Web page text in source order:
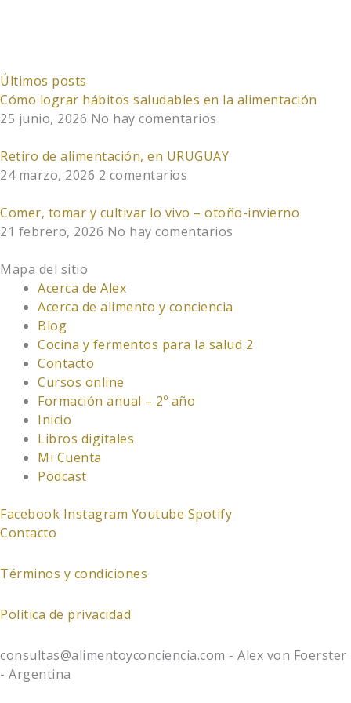
cotidiano.
curso.
Últimos posts
Cómo lograr hábitos saludables en la alimentación
25 junio, 2026 No hay comentarios
Retiro de alimentación, en URUGUAY
24 marzo, 2026 2 comentarios
Comer, tomar y cultivar lo vivo – otoño-invierno
21 febrero, 2026 No hay comentarios
Mapa del sitio
Acerca de Alex
Acerca de alimento y conciencia
Blog
Cocina y fermentos para la salud 2
Contacto
Cursos online
Formación anual – 2º año
Inicio
Libros digitales
Mi Cuenta
Podcast
Facebook Instagram Youtube Spotify
Contacto
Términos y condiciones
Política de privacidad
consultas@alimentoyconciencia.com - Alex von Foerster
- Argentina